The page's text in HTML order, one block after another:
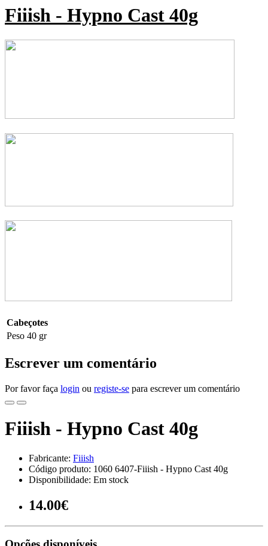
Fiiish - Hypno Cast 40g
Cabeçotes
Peso 40 gr
Escrever um comentário
Por favor faça login ou registe-se para escrever um comentário
Fiiish - Hypno Cast 40g
Fabricante: Fiiish
Código produto: 1060 6407-Fiiish - Hypno Cast 40g
Disponibilidade: Em stock
14.00€